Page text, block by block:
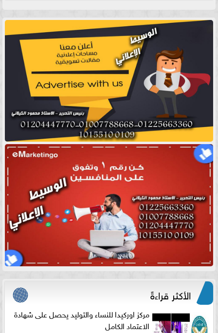
الأكثر قراءةً
مركز اوركيدا للنساء والتوليد يحصل على شهادة
الاعتماد الكامل